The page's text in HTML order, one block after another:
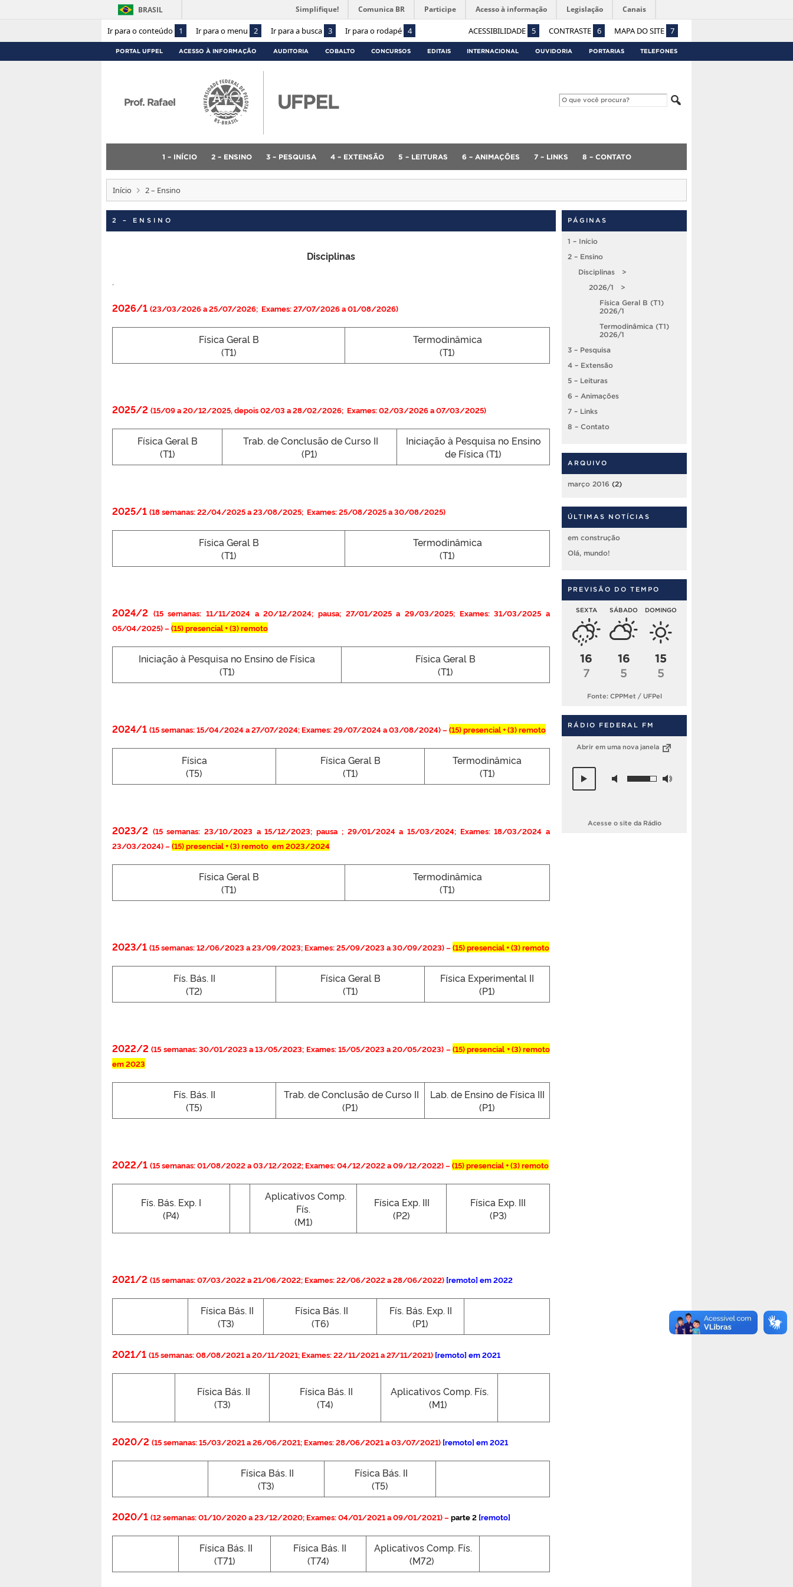
Ir para o conteúdo 1 Ir para o menu 2 Ir para a busca 3 Ir para o rodapé 4 ACESSIBILIDADE 5 CONTRASTE 6 MAPA DO SITE 7
BRASIL Simplifique! Comunica BR Participe Acesso à informação Legislação Canais
PORTAL UFPEL ACESSO À INFORMAÇÃO AUDITORIA COBALTO CONCURSOS EDITAIS INTERNACIONAL OUVIDORIA PORTARIAS TELEFONES
Prof. Rafael
1 – INÍCIO 2 – ENSINO 3 – PESQUISA 4 – EXTENSÃO 5 – LEITURAS 6 – ANIMAÇÕES 7 – LINKS 8 – CONTATO
Início 2 – Ensino
2 – ENSINO
Disciplinas
.
2026/1 (23/03/2026 a 25/07/2026; Exames: 27/07/2026 a 01/08/2026)
Física Geral B
(T1)
Termodinâmica
(T1)
2025/2 (15/09 a 20/12/2025, depois 02/03 a 28/02/2026; Exames: 02/03/2026 a 07/03/2025)
Física Geral B
(T1)
Trab. de Conclusão de Curso II
(P1)
Iniciação à Pesquisa no Ensino
de Física (T1)
2025/1 (18 semanas: 22/04/2025 a 23/08/2025; Exames: 25/08/2025 a 30/08/2025)
Física Geral B
(T1)
Termodinâmica
(T1)
2024/2 (15 semanas: 11/11/2024 a 20/12/2024; pausa; 27/01/2025 a 29/03/2025; Exames: 31/03/2025 a
05/04/2025) –(15)presencial + (3) remoto
Iniciação à Pesquisa no Ensino de Física
(T1)
Física Geral B
(T1)
2024/1 (15 semanas: 15/04/2024 a 27/07/2024; Exames: 29/07/2024 a 03/08/2024) –(15)presencial + (3) remoto
Física
(T5)
Física Geral B
(T1)
Termodinâmica
(T1)
2023/2 (15 semanas: 23/10/2023 a 15/12/2023; pausa ; 29/01/2024 a 15/03/2024; Exames: 18/03/2024 a
23/03/2024) –(15)presencial + (3) remoto em 2023/2024
Física Geral B
(T1)
Termodinâmica
(T1)
2023/1 (15 semanas: 12/06/2023 a 23/09/2023; Exames: 25/09/2023 a 30/09/2023) –(15) presencial + (3) remoto
Fís. Bás. II
(T2)
Física Geral B
(T1)
Física Experimental II
(P1)
2022/2(15 semanas: 30/01/2023 a 13/05/2023; Exames: 15/05/2023 a 20/05/2023) –(15)presencial + (3) remoto
em 2023
Fís. Bás. II
(T5)
Trab. de Conclusão de Curso II
(P1)
Lab. de Ensino de Física III
(P1)
2022/1 (15 semanas: 01/08/2022 a 03/12/2022; Exames: 04/12/2022 a 09/12/2022) –(15)presencial + (3) remoto
Fís. Bás. Exp. I
(P4)
Aplicativos Comp.
Fís.
(M1)
Física Exp. III
(P2)
Física Exp. III
(P3)
2021/2 (15 semanas: 07/03/2022 a 21/06/2022; Exames: 22/06/2022 a 28/06/2022) [remoto] em 2022
Física Bás. II
(T3)
Física Bás. II
(T6)
Fís. Bás. Exp. II
(P1)
2021/1 (15 semanas: 08/08/2021 a 20/11/2021; Exames: 22/11/2021 a 27/11/2021) [remoto] em 2021
Física Bás. II
(T3)
Física Bás. II
(T4)
Aplicativos Comp. Fís.
(M1)
2020/2 (15 semanas: 15/03/2021 a 26/06/2021; Exames: 28/06/2021 a 03/07/2021) [remoto] em 2021
Física Bás. II
(T3)
Física Bás. II
(T5)
2020/1 (12 semanas: 01/10/2020 a 23/12/2020; Exames: 04/01/2021 a 09/01/2021) –parte 2 [remoto]
Física Bás. II
(T71)
Física Bás. II
(T74)
Aplicativos Comp. Fís.
(M72)
PÁGINAS
1 – Início
2 – Ensino
Disciplinas >
2026/1 >
Física Geral B (T1)
2026/1
Termodinâmica (T1)
2026/1
3 – Pesquisa
4 – Extensão
5 – Leituras
6 – Animações
7 – Links
8 – Contato
ARQUIVO
março 2016 (2)
ÚLTIMAS NOTÍCIAS
em construção
Olá, mundo!
PREVISÃO DO TEMPO
SEXTA
16
7
SÁBADO
16
5
DOMINGO
15
5
Fonte: CPPMet / UFPel
RÁDIO FEDERAL FM
Abrir em uma nova janela
Acesse o site da Rádio